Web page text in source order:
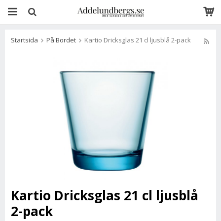
Startsida På Bordet Kartio Dricksglas 21 cl ljusblå 2-pack
Kartio Dricksglas 21 cl ljusblå
2-pack